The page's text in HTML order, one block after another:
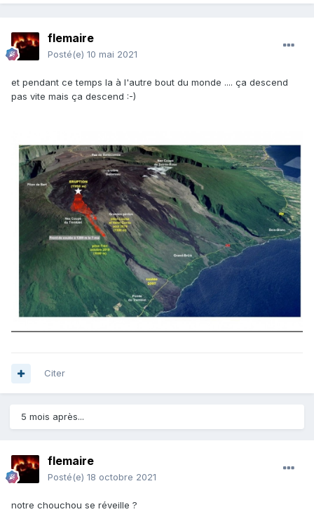
flemaire
Posté(e) 10 mai 2021
et pendant ce temps la à l'autre bout du monde .... ça descend
pas vite mais ça descend :-)
Citer
5 mois après...
flemaire
Posté(e) 18 octobre 2021
notre chouchou se réveille ?